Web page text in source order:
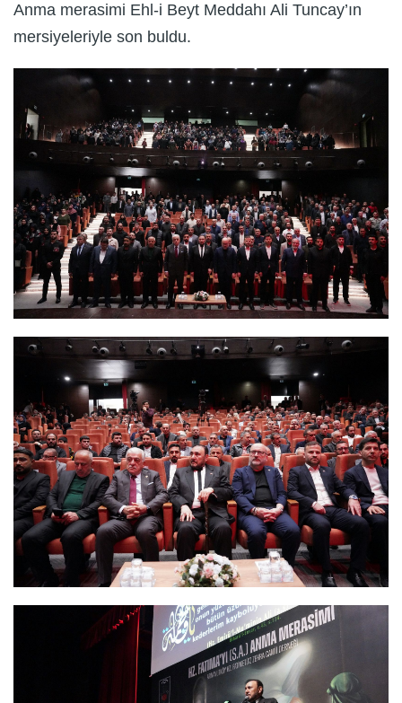
Anma merasimi Ehl-i Beyt Meddahı Ali Tuncay’ın
mersiyeleriyle son buldu.